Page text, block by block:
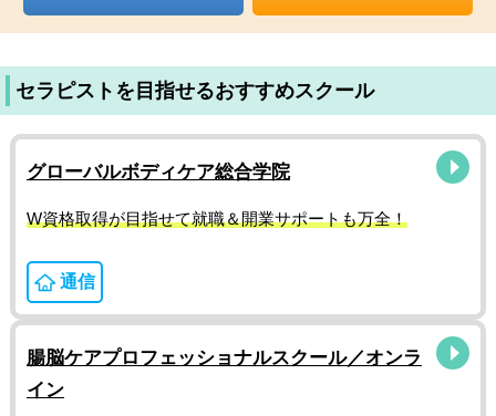
セラピストを目指せるおすすめスクール
グローバルボディケア総合学院
W資格取得が目指せて就職＆開業サポートも万全！
通信
腸脳ケアプロフェッショナルスクール／オンラ
イン